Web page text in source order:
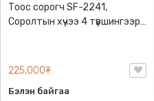
Тоос сорогч SF-2241,
Соролтын хүчээ 4 түвшингээр
Sonifer-2241
225,000₮
Бэлэн байгаа